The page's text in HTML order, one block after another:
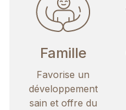
Famille
Favorise un
développement
sain et offre du